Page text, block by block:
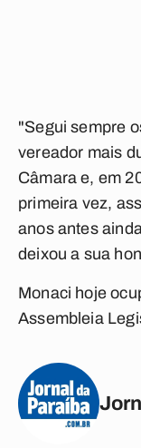
"Segui sempre
vereador mais
Câmara e, em
primeira vez,
anos antes
deixou a sua
Monaci hoje
Assembleia